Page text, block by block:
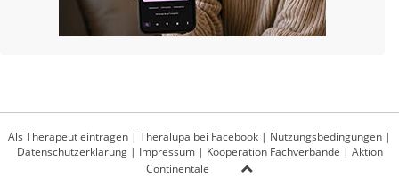
Als Therapeut eintragen | Theralupa bei Facebook | Nutzungsbedingungen |
Datenschutzerklärung| Impressum| Kooperation Fachverbände | Aktion
Continentale